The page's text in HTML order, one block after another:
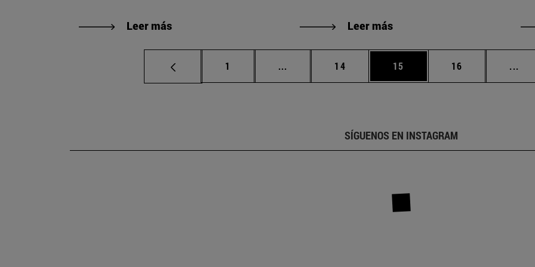
Leer más Leer más
Página
1 ... Páginas intermedias Use TAB para desplazarse.
Página
14 Página
15 Página
16 ...
SÍGUENOS EN INSTAGRAM